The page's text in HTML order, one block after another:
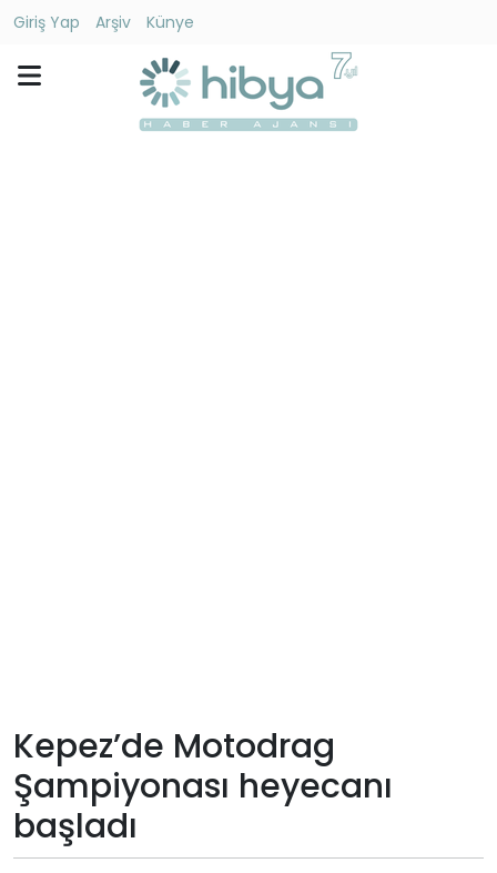
Giriş Yap Arşiv
Künye
Giriş
Yap
Kepez’de Motodrag
Şampiyonası heyecanı
başladı